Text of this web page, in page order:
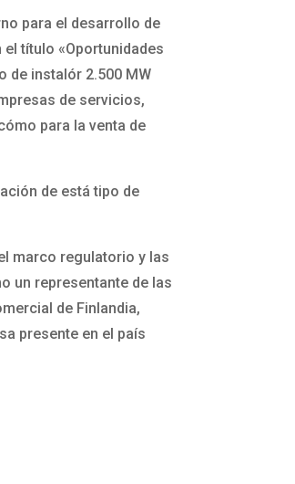
para el desarrollo de
título «Oportunidades
de instalór 2.500 MW
de servicios,
para la venta de
de está tipo de
marco regulatorio y las
un representante de las
de Finlandia,
presente en el país